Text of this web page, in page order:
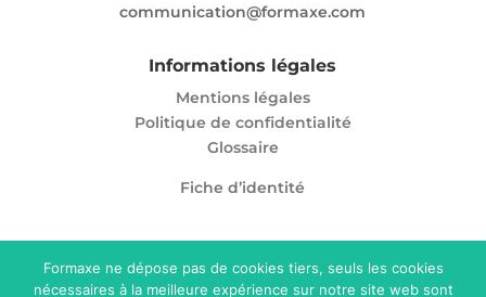
communication@formaxe.com
Informations légales
Mentions légales
Politique de confidentialité
Glossaire
Fiche d’identité
Enregistré sous le numéro 11 95 05865 95. Cet
Formaxe ne dépose pas de cookies tiers, seuls les cookies
nécessaires à la meilleure expérience sur notre site web sont